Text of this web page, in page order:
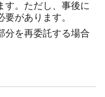
す。ただし、事後に
があります。
分を再委託する場合